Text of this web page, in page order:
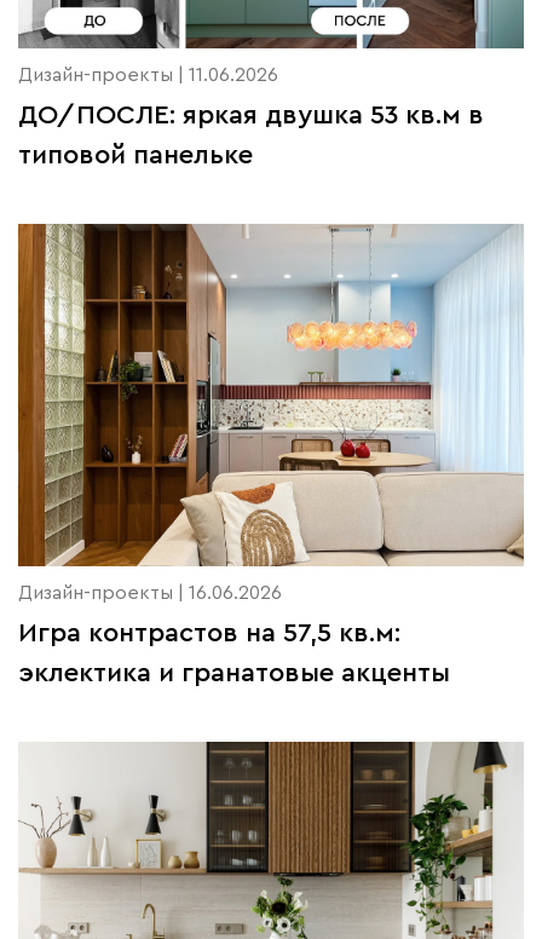
Дизайн-проекты | 11.06.2026
ДО/ПОСЛЕ: яркая двушка 53 кв.м в
типовой панельке
Дизайн-проекты | 16.06.2026
Игра контрастов на 57,5 кв.м:
эклектика и гранатовые акценты